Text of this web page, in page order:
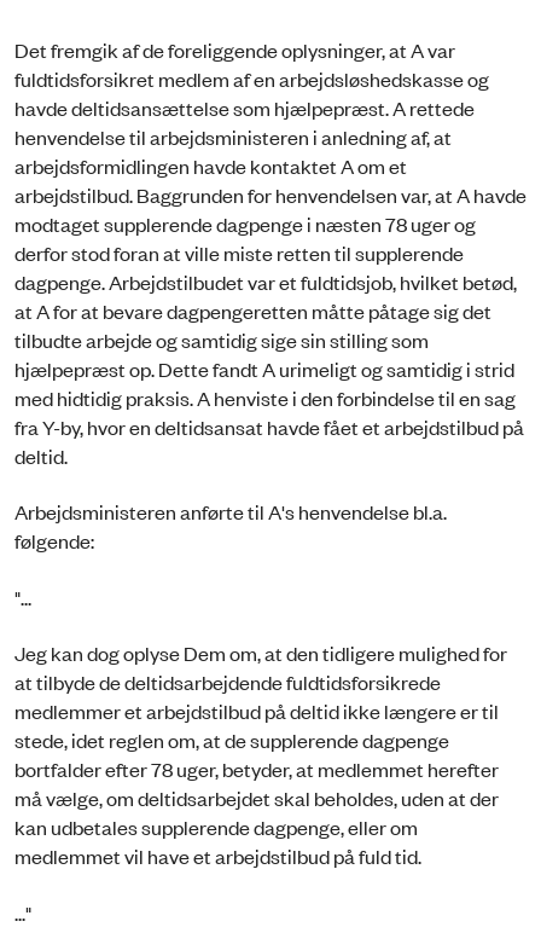
Det fremgik af de foreliggende oplysninger, at A var
fuldtidsforsikret medlem af en arbejdsløshedskasse og
havde deltidsansættelse som hjælpepræst. A rettede
henvendelse til arbejdsministeren i anledning af, at
arbejdsformidlingen havde kontaktet A om et
arbejdstilbud. Baggrunden for henvendelsen var, at A havde
modtaget supplerende dagpenge i næsten 78 uger og
derfor stod foran at ville miste retten til supplerende
dagpenge. Arbejdstilbudet var et fuldtidsjob, hvilket betød,
at A for at bevare dagpengeretten måtte påtage sig det
tilbudte arbejde og samtidig sige sin stilling som
hjælpepræst op. Dette fandt A urimeligt og samtidig i strid
med hidtidig praksis. A henviste i den forbindelse til en sag
fra Y-by, hvor en deltidsansat havde fået et arbejdstilbud på
deltid.
Arbejdsministeren anførte til A's henvendelse bl.a.
følgende:
"...
Jeg kan dog oplyse Dem om, at den tidligere mulighed for
at tilbyde de deltidsarbejdende fuldtidsforsikrede
medlemmer et arbejdstilbud på deltid ikke længere er til
stede, idet reglen om, at de supplerende dagpenge
bortfalder efter 78 uger, betyder, at medlemmet herefter
må vælge, om deltidsarbejdet skal beholdes, uden at der
kan udbetales supplerende dagpenge, eller om
medlemmet vil have et arbejdstilbud på fuld tid.
..."